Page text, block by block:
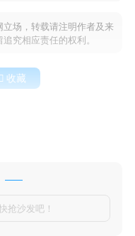
场，转载请注明作者及来
究相应责任的权利。
收藏
抢沙发吧！